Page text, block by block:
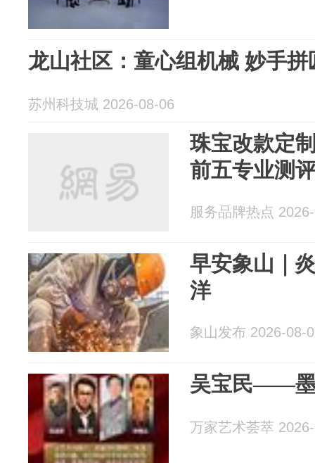
龙山社区：童心组机械 妙手拼
苏州科技城 2026-08-06
珠宝改款定
前五专业测
服务品牌热点
早安象山｜
洋
象山发布 2026-08-
万家艺术荟萃